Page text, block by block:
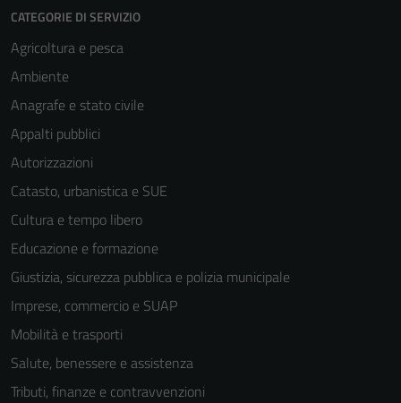
CATEGORIE DI SERVIZIO
Agricoltura e pesca
Ambiente
Anagrafe e stato civile
Appalti pubblici
Autorizzazioni
Catasto, urbanistica e SUE
Cultura e tempo libero
Educazione e formazione
Giustizia, sicurezza pubblica e polizia municipale
Imprese, commercio e SUAP
Mobilità e trasporti
Salute, benessere e assistenza
Tributi, finanze e contravvenzioni